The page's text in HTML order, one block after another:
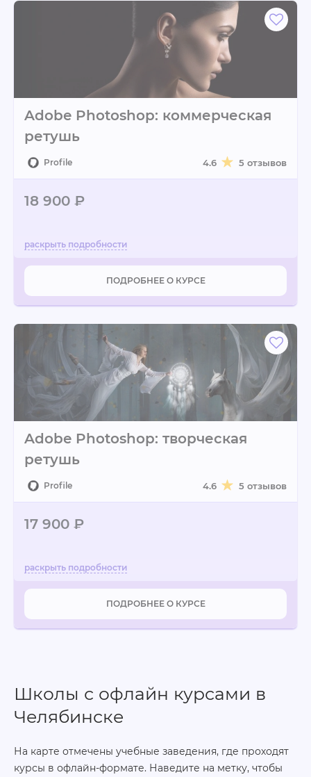
Adobe Photoshop: коммерческая
ретушь
Profile 4.6 5 отзывов
18 900 ₽
ПОДРОБНЕЕ О КУРСЕ
Adobe Photoshop: творческая
ретушь
Profile 4.6 5 отзывов
17 900 ₽
ПОДРОБНЕЕ О КУРСЕ
Школы с офлайн курсами в
Челябинске
На карте отмечены учебные заведения, где проходят
курсы в офлайн-формате. Наведите на метку, чтобы